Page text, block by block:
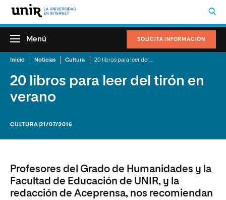
SOLICITA INFORMACIÓN
Menú
Inicio Noticias Cultura
20 libros para leer del tirón en
verano
CULTURA |21/07/2016
Profesores del Grado de Humanidades y la
Facultad de Educación de UNIR, y la
redacción de Aceprensa, nos recomiendan